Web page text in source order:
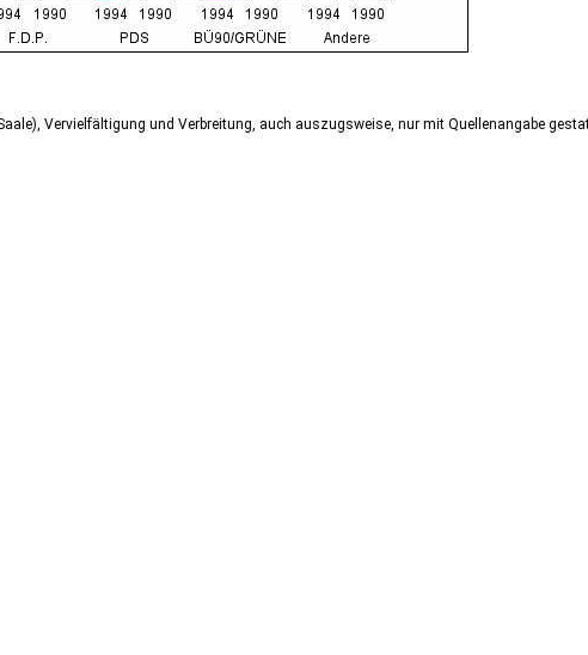
Vervielfältigung und Verbreitung, auch auszugsweise, nur mit Quellenangabe